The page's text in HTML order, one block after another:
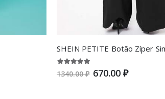
1340.00 ₽ 670.00 ₽